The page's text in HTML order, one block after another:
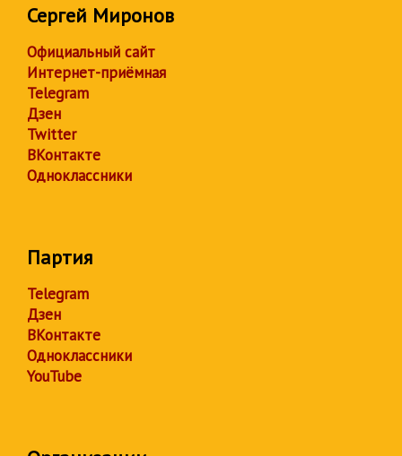
Сергей Миронов
Официальный сайт
Интернет-приёмная
Telegram
Дзен
Twitter
ВКонтакте
Одноклассники
Партия
Telegram
Дзен
ВКонтакте
Одноклассники
YouTube